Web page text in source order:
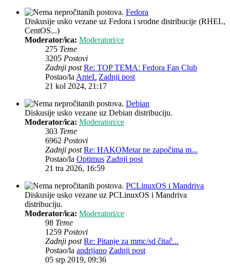
Fedora
Diskusije usko vezane uz Fedora i srodne distribucije (RHEL,
CentOS...)
Moderator/ica: Moderatori/ce
275 Teme
3205 Postovi
Zadnji post Re: TOP TEMA: Fedora Fan Club
Postao/la AnteL Zadnji post
21 kol 2024, 21:17
Debian
Diskusije usko vezane uz Debian distribuciju.
Moderator/ica: Moderatori/ce
303 Teme
6962 Postovi
Zadnji post Re: HAKOMetar ne započima m...
Postao/la Optimus Zadnji post
21 tra 2026, 16:59
PCLinuxOS i Mandriva
Diskusije usko vezane uz PCLinuxOS i Mandriva
distribuciju.
Moderator/ica: Moderatori/ce
98 Teme
1259 Postovi
Zadnji post Re: Pitanje za mmc/sd čitač...
Postao/la andrijano Zadnji post
05 srp 2019, 09:36